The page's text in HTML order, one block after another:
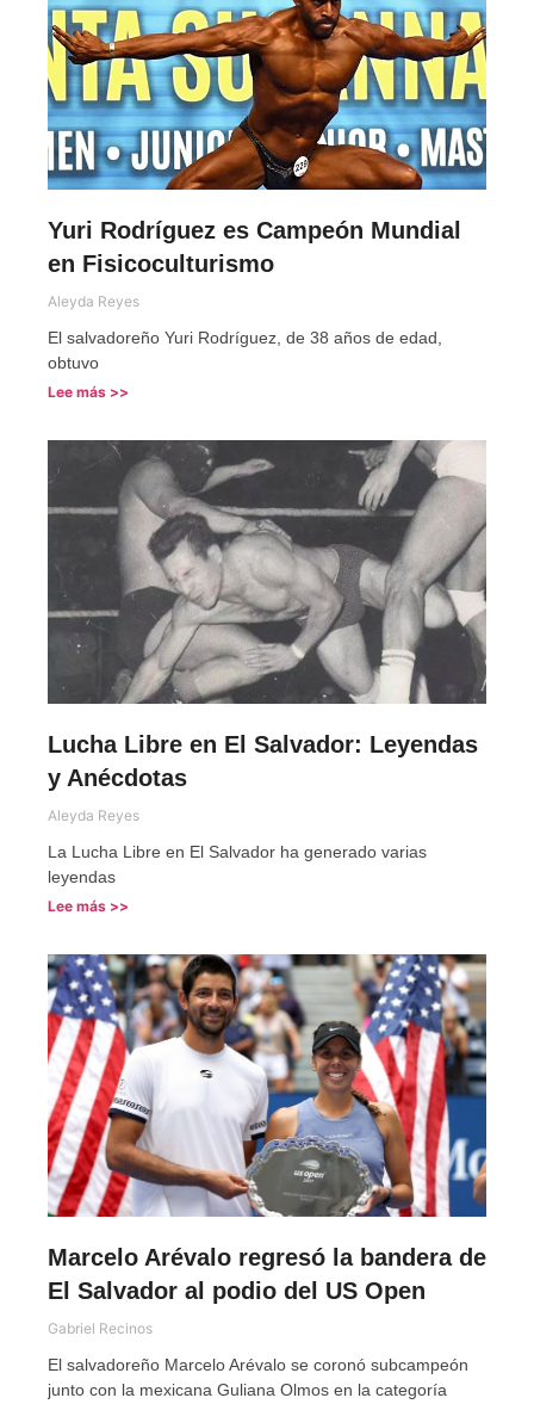
Yuri Rodríguez es Campeón Mundial
en Fisicoculturismo
Aleyda Reyes
El salvadoreño Yuri Rodríguez, de 38 años de edad,
obtuvo
Lee más >>
Lucha Libre en El Salvador: Leyendas
y Anécdotas
Aleyda Reyes
La Lucha Libre en El Salvador ha generado varias
leyendas
Lee más >>
Marcelo Arévalo regresó la bandera de
El Salvador al podio del US Open
Gabriel Recinos
El salvadoreño Marcelo Arévalo se coronó subcampeón
junto con la mexicana Guliana Olmos en la categoría